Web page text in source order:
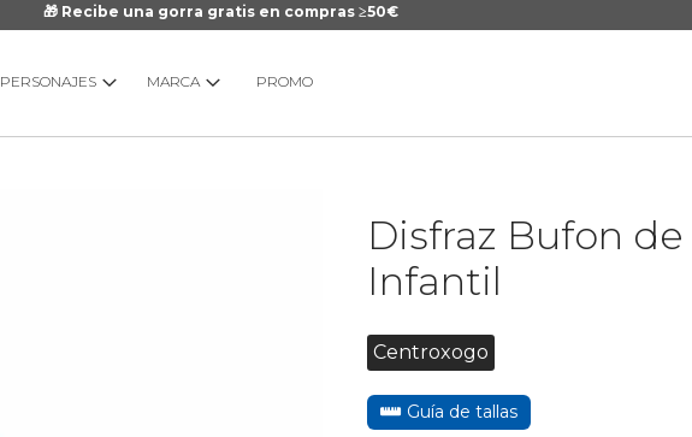
🎁 Recibe una gorra gratis en compras ≥50€
PERSONAJES MARCA PROMO
Disfraz Bufon de
Infantil
Centroxogo
Guía de tallas
galería
imágenes